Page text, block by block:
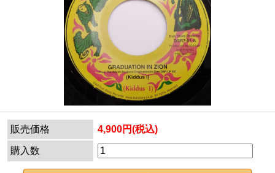
販売価格 4,900円(税込)
購入数